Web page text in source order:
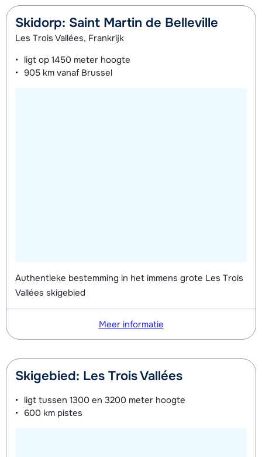
Skidorp: Saint Martin de Belleville
Les Trois Vallées, Frankrijk
ligt op 1450 meter hoogte
905 km vanaf Brussel
Authentieke bestemming in het immens grote Les Trois
Vallées skigebied
Meer informatie
Skigebied: Les Trois Vallées
ligt tussen 1300 en 3200 meter hoogte
600 km pistes